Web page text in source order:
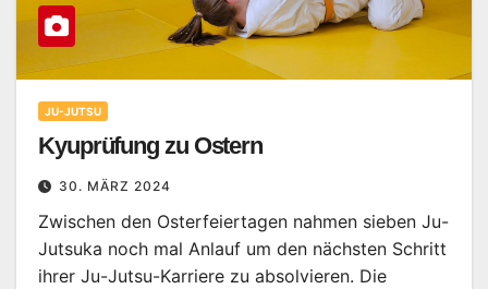
JU-JUTSU
Kyuprüfung zu Ostern
30. MÄRZ 2024
Zwischen den Osterfeiertagen nahmen sieben Ju-
Jutsuka noch mal Anlauf um den nächsten Schritt
ihrer Ju-Jutsu-Karriere zu absolvieren. Die